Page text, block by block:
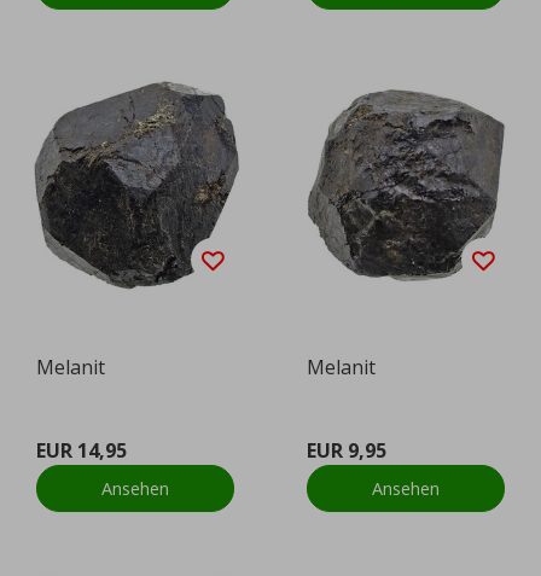
Melanit
EUR 14,95
Ansehen
Melanit
EUR 9,95
Ansehen